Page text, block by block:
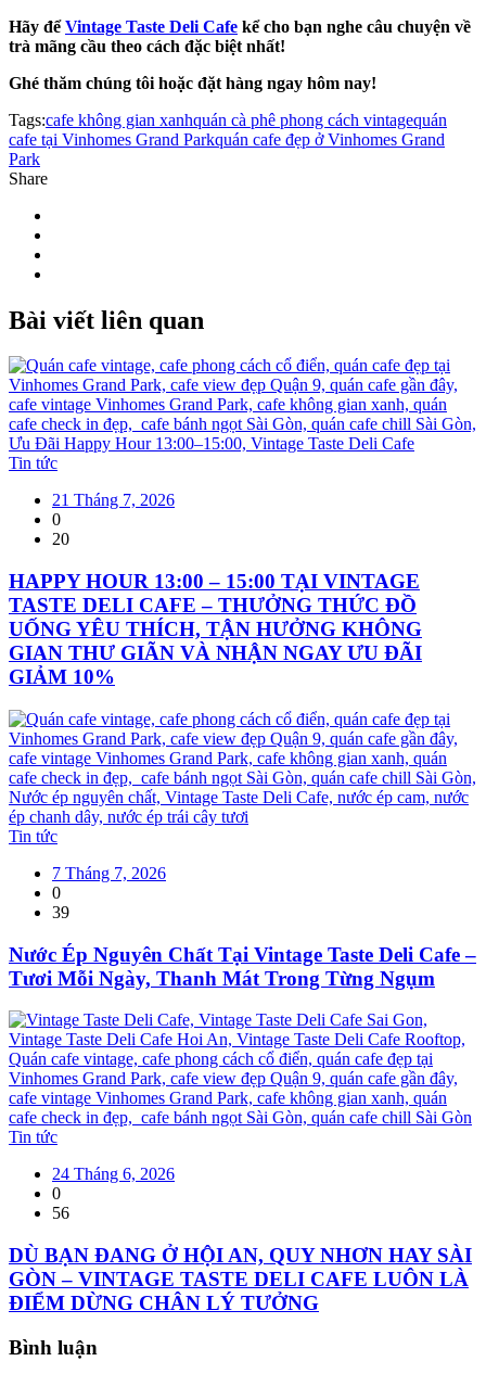
Hãy đểVintage Taste Deli Cafe kể cho bạn nghe câu chuyện về
trà mãng cầu theo cách đặc biệt nhất!
Ghé thăm chúng tôi hoặc đặt hàng ngay hôm nay!
Tags:cafe không gian xanhquán cà phê phong cách vintagequán
cafe tại Vinhomes Grand Parkquán cafe đẹp ở Vinhomes Grand
Park
Share
Bài viết liên quan
Tin tức
21 Tháng 7, 2026
0
20
HAPPY HOUR 13:00 – 15:00 TẠI VINTAGE
TASTE DELI CAFE – THƯỞNG THỨC ĐỒ
UỐNG YÊU THÍCH, TẬN HƯỞNG KHÔNG
GIAN THƯ GIÃN VÀ NHẬN NGAY ƯU ĐÃI
GIẢM 10%
Tin tức
7 Tháng 7, 2026
0
39
Nước Ép Nguyên Chất Tại Vintage Taste Deli Cafe –
Tươi Mỗi Ngày, Thanh Mát Trong Từng Ngụm
Tin tức
24 Tháng 6, 2026
0
56
DÙ BẠN ĐANG Ở HỘI AN, QUY NHƠN HAY SÀI
GÒN – VINTAGE TASTE DELI CAFE LUÔN LÀ
ĐIỂM DỪNG CHÂN LÝ TƯỞNG
Bình luận